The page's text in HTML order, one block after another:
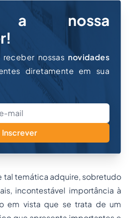
a nossa
nossas novidades
diretamente em sua
Inscrever
tal temática adquire, sobretudo
incontestável importância à
em vista que se trata de um